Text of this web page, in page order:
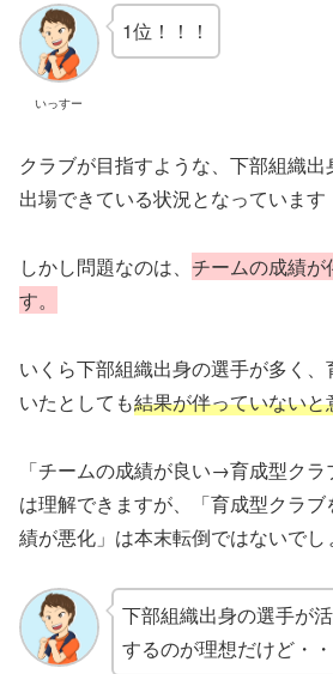
いっすー
1位！！！
クラブが目指すような、下部組織
出場できている状況となっています
しかし問題なのは、 チームの成績
す。
いくら下部組織出身の選手が多く
いたとしても結果が伴っていない
「チームの成績が良い→育成型ク
は理解できますが、「育成型クラ
績が悪化」は本末転倒ではないでし
下部組織出身の選手が
するのが理想だけど・・